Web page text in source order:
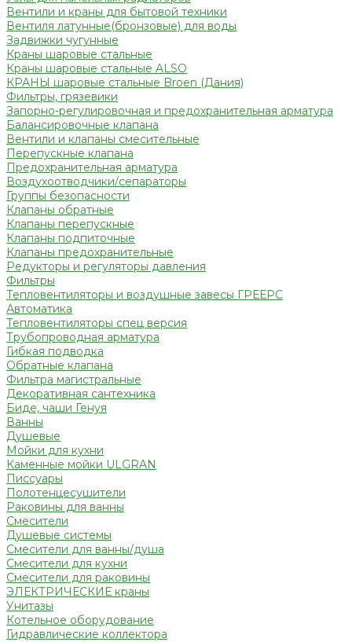
Вентили и краны для бытовой техники
Вентиля латунные(бронзовые) для воды
Задвижки чугунные
Краны шаровые стальные
Краны шаровые стальные ALSO
КРАНЫ шаровые стальные Broen (Дания)
Фильтры, грязевики
Запорно-регулировочная и предохранительная арматура
Балансировочные клапана
Вентили и клапаны смесительные
Перепускные клапана
Предохранительная арматура
Воздухоотводчики/сепараторы
Группы безопасности
Клапаны обратные
Клапаны перепускные
Клапаны подпиточные
Клапаны предохранительные
Редукторы и регуляторы давления
Фильтры
Тепловентиляторы и воздушные завесы ГРЕЕРС
Автоматика
Тепловентиляторы спец версия
Трубопроводная арматура
Гибкая подводка
Обратные клапана
Фильтра магистральные
Декоративная сантехника
Биде, чаши Генуя
Ванны
Душевые
Мойки для кухни
Каменные мойки ULGRAN
Писсуары
Полотенцесушители
Раковины для ванны
Смесители
Душевые системы
Смесители для ванны/душа
Смесители для кухни
Смесители для раковины
ЭЛЕКТРИЧЕСКИЕ краны
Унитазы
Котельное оборудование
Гидравлические коллектора